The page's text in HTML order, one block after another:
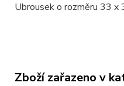
Ubrousek o rozměru 33 x
Zboží zařazeno v